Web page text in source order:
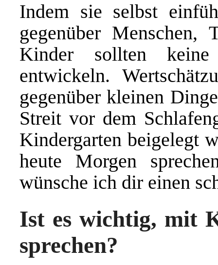
Indem sie selbst
gegenüber Menschen,
Kinder sollten keine
entwickeln.
gegenüber kleinen
Streit vor dem
Kindergarten beigelegt
heute Morgen
wünsche ich dir einen
Ist es wichtig, mit
sprechen?